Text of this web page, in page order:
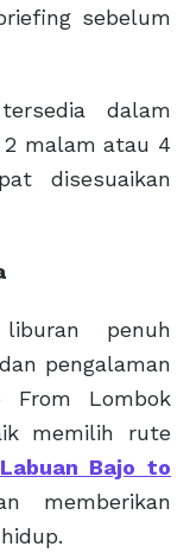
sebelum
dalam
malam atau 4
disesuaikan
penuh
pengalaman
From Lombok
memilih rute
Labuan Bajo to
memberikan